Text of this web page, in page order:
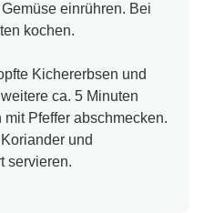
einrühren. Bei
kochen.
Kichererbsen und
ca. 5 Minuten
Pfeffer abschmecken.
und
servieren.